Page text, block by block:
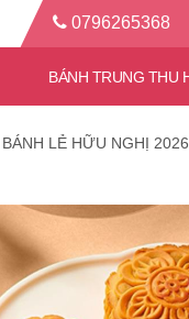
0796265368
BÁNH LẺ HỮU NGHỊ 2026